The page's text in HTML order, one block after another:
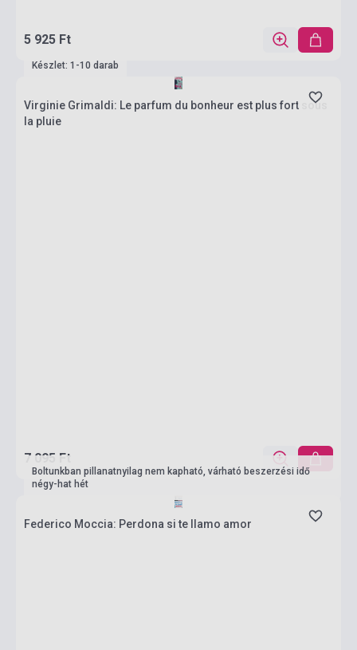
5 925 Ft
Készlet: 1-10 darab
Virginie Grimaldi: Le parfum du bonheur est plus fort sous
la pluie
7 095 Ft
Boltunkban pillanatnyilag nem kapható, várható beszerzési idő
négy-hat hét
Federico Moccia: Perdona si te llamo amor